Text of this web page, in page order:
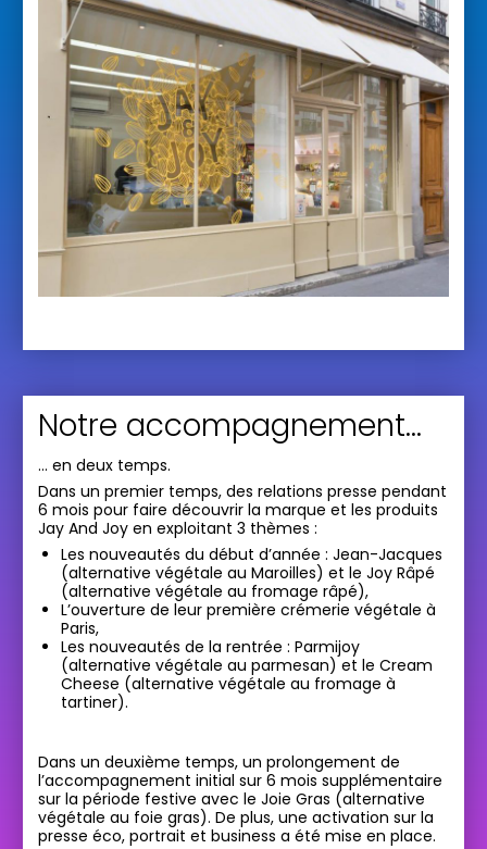
Notre accompagnement…
… en deux temps.
Dans un premier temps, des relations presse pendant
6 mois pour faire découvrir la marque et les produits
Jay And Joy en exploitant 3 thèmes :
Les nouveautés du début d’année : Jean-Jacques
(alternative végétale au Maroilles) et le Joy Râpé
(alternative végétale au fromage râpé),
L’ouverture de leur première crémerie végétale à
Paris,
Les nouveautés de la rentrée : Parmijoy
(alternative végétale au parmesan) et le Cream
Cheese (alternative végétale au fromage à
tartiner).
Dans un deuxième temps, un prolongement de
l’accompagnement initial sur 6 mois supplémentaire
sur la période festive avec le Joie Gras (alternative
végétale au foie gras). De plus, une activation sur la
presse éco, portrait et business a été mise en place.